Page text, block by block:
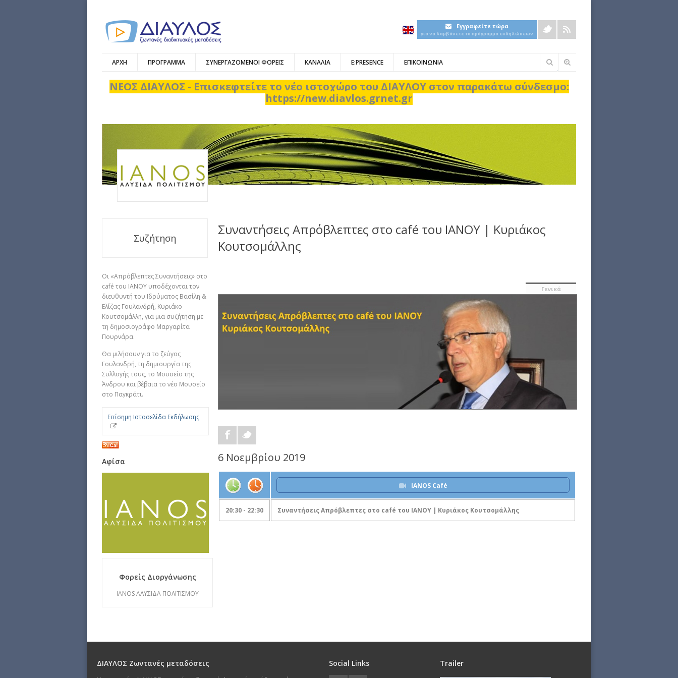
Εγγραφείτε τώρα
για να λαμβάνετε το πρόγραμμα εκδηλώσεων
ΑΡΧΗ ΠΡΟΓΡΑΜΜΑ ΣΥΝΕΡΓΑΖΟΜΕΝΟΙ ΦΟΡΕΙΣ ΚΑΝΑΛΙΑ E:PRESENCE ΕΠΙΚΟΙΝΩΝΙΑ
Φόρμα
αναζήτησης
ΝΕΟΣ ΔΙΑΥΛΟΣ - Επισκεφτείτε το νέο ιστοχώρο του ΔΙΑΥΛΟΥ στον παρακάτω σύνδεσμο:
https://new.diavlos.grnet.gr
Συναντήσεις Απρόβλεπτες στο café του ΙΑΝΟΥ | Κυριάκος
Κουτσομάλλης
Συζήτηση
Οι «Απρόβλεπτες Συναντήσεις» στο
café του ΙΑΝΟΥ υποδέχονται τον
διευθυντή του Ιδρύματος Βασίλη &
Ελίζας Γουλανδρή, Κυριάκο
Κουτσομάλλη, για μια συζήτηση με
τη δημοσιογράφο Μαργαρίτα
Πουρνάρα.
Θα μιλήσουν για το ζεύγος
Γουλανδρή, τη δημιουργία της
Συλλογής τους, το Μουσείο της
Άνδρου και βέβαια το νέο Μουσείο
στο Παγκράτι.
Επίσημη Ιστοσελίδα Εκδήλωσης
Αφίσα
Φορείς Διοργάνωσης
IANOS ΑΛΥΣΙΔΑ ΠΟΛΙΤΙΣΜΟΥ
Γενικά
6 Νοεμβρίου 2019
IANOS Café
20:30 - 22:30 Συναντήσεις Απρόβλεπτες στο café του ΙΑΝΟΥ | Κυριάκος Κουτσομάλλης
ΔΙΑΥΛΟΣ Ζωντανές μεταδόσεις Social Links Trailer